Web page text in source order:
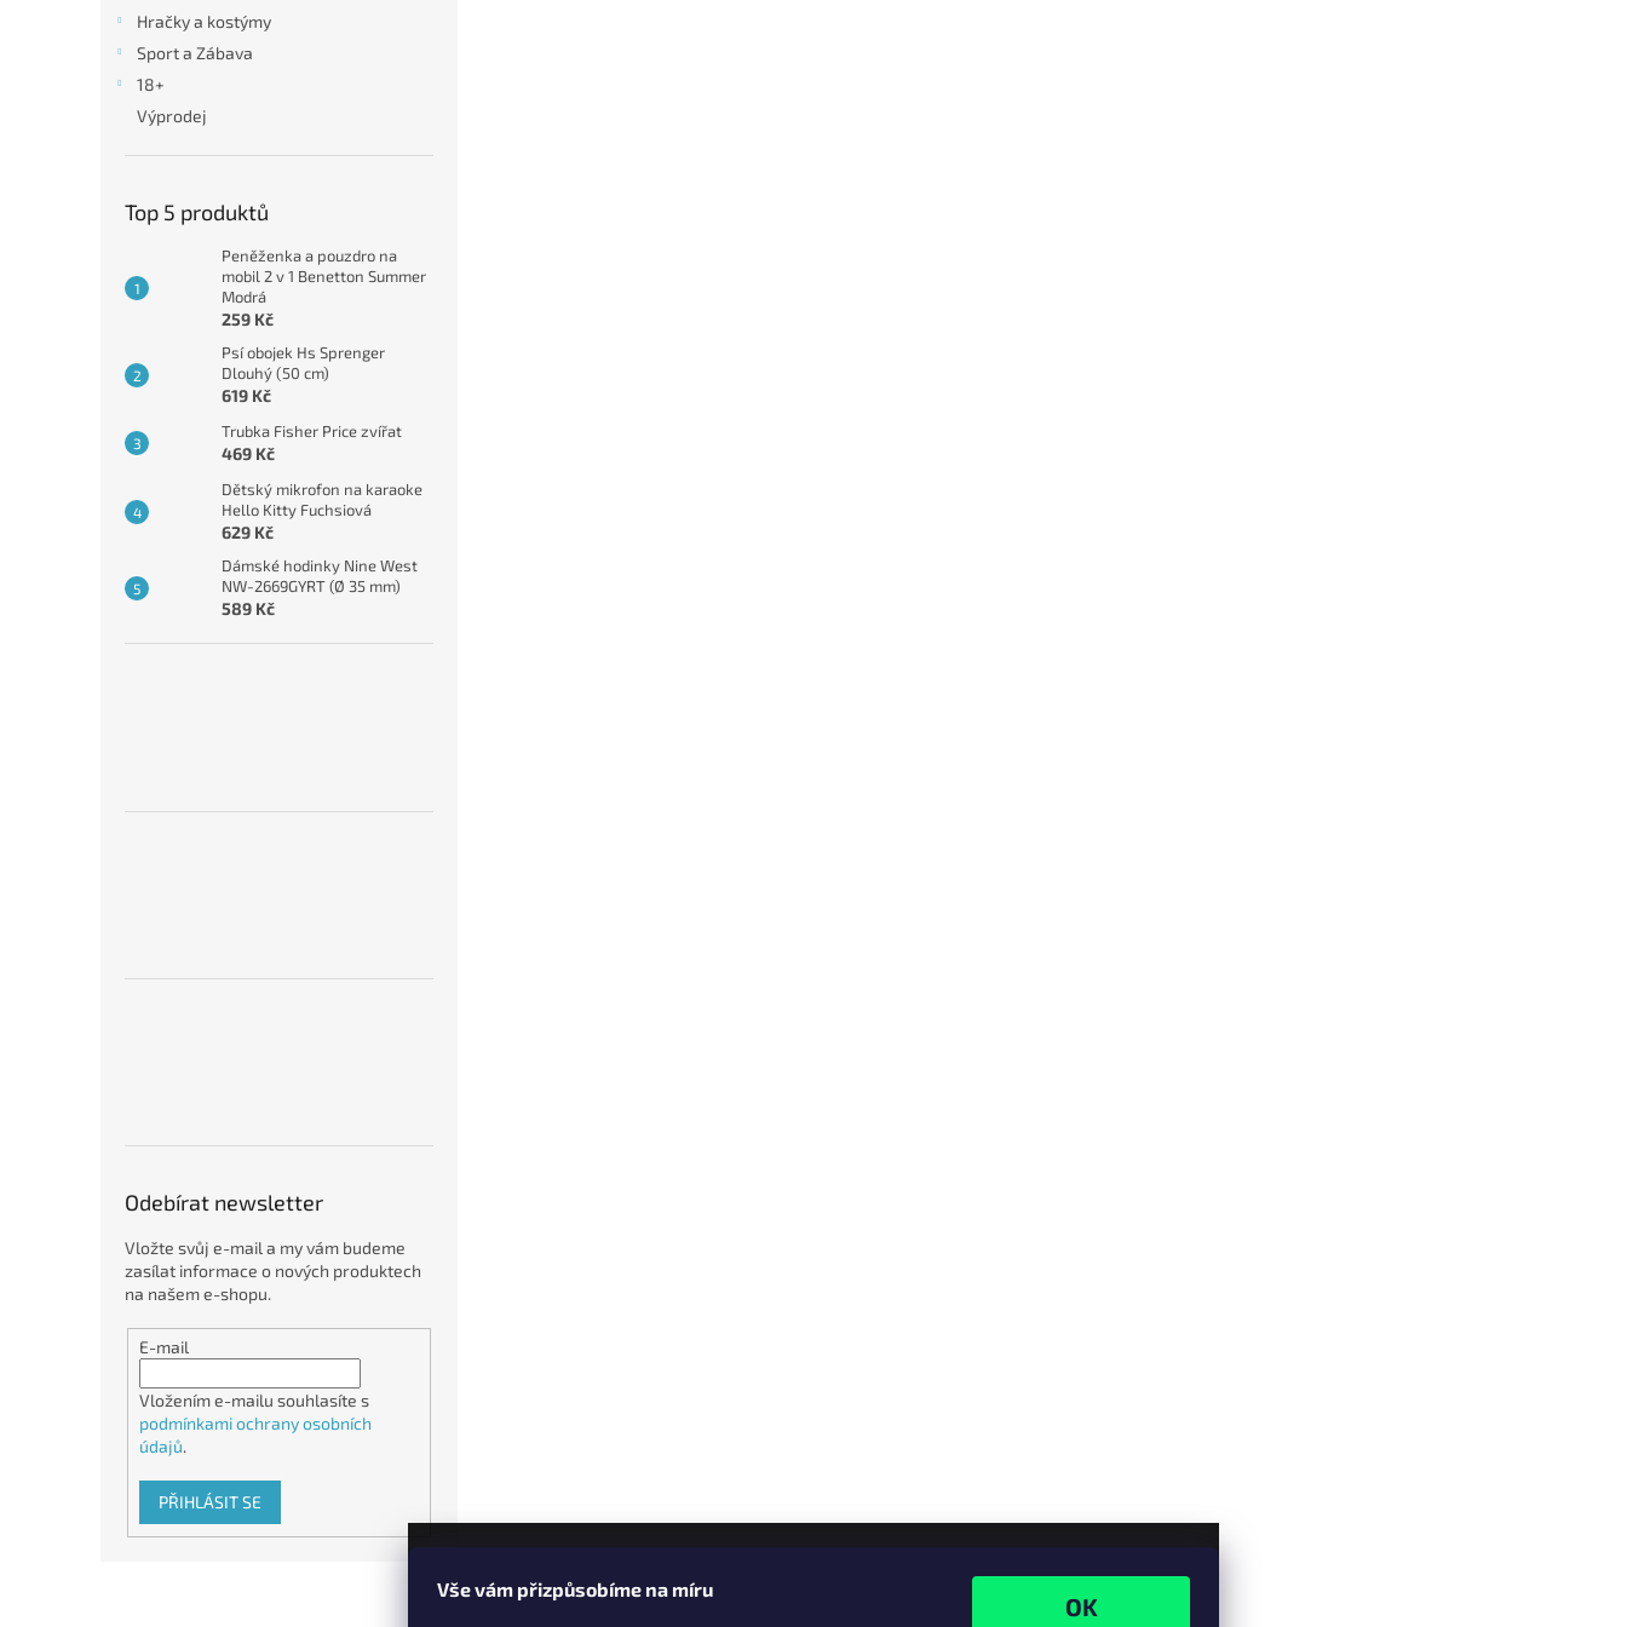
Vše vám přizpůsobíme na míru
Hračky a kostýmy
Sport a Zábava
18+
Výprodej
Top 5 produktů
Peněženka a pouzdro na
mobil 2 v 1 Benetton Summer
Modrá
259 Kč
Psí obojek Hs Sprenger
Dlouhý (50 cm)
619 Kč
Trubka Fisher Price zvířat
469 Kč
Dětský mikrofon na karaoke
Hello Kitty Fuchsiová
629 Kč
Dámské hodinky Nine West
NW-2669GYRT (Ø 35 mm)
589 Kč
Odebírat newsletter
Vložte svůj e-mail a my vám budeme
zasílat informace o nových produktech
na našem e-shopu.
E-mail
Vložením e-mailu souhlasíte s
podmínkami ochrany osobních
údajů.
PŘIHLÁSIT SE